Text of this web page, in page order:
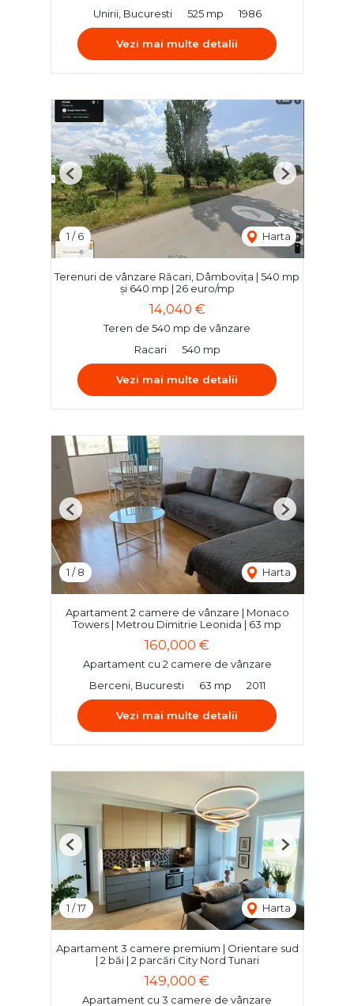
Unirii, Bucuresti
525 mp 1986
Vezi mai multe detalii
1 /6 Harta
Previous Next
Terenuri de vânzare Răcari, Dâmbovița | 540 mp
și 640 mp | 26 euro/mp
14,040 €
Teren de 540 mp de vânzare
Racari
540 mp
Vezi mai multe detalii
1 /8 Harta
Previous Next
Apartament 2 camere de vânzare | Monaco
Towers | Metrou Dimitrie Leonida | 63 mp
160,000 €
Apartament cu 2 camere de vânzare
Berceni, Bucuresti
63 mp 2011
Vezi mai multe detalii
1 /17 Harta
Previous Next
Apartament 3 camere premium | Orientare sud
| 2 băi | 2 parcări City Nord Tunari
149,000 €
Apartament cu 3 camere de vânzare